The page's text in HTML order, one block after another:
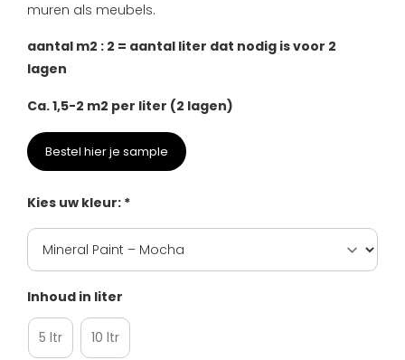
Technische Datasheet
muren als meubels.
aantal m2 : 2 = aantal liter dat nodig is voor 2
lagen
Ca. 1,5-2 m2 per liter (2 lagen)
Bestel hier je sample
Kies uw kleur: *
Inhoud in liter
5 ltr 10 ltr